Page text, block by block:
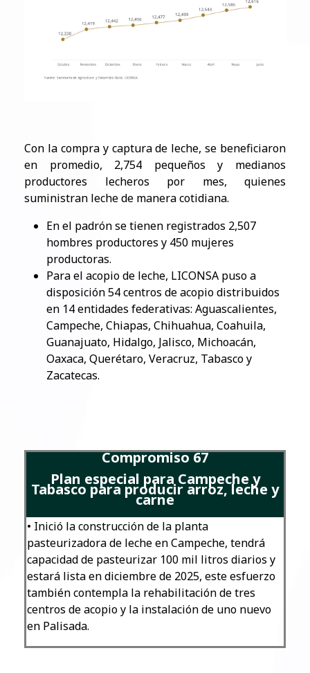
Con la compra y captura de leche, se beneficiaron
en promedio, 2,754 pequeños y medianos
productores lecheros por mes, quienes
suministran leche de manera cotidiana.
​En el padrón se tienen registrados 2,507
hombres productores y 450 mujeres
productoras.
Para el acopio de leche, LICONSA puso a
disposición 54 centros de acopio distribuidos
en 14 entidades federativas: Aguascalientes,
Campeche, Chiapas, Chihuahua, Coahuila,
Guanajuato, Hidalgo, Jalisco, Michoacán,
Oaxaca, Querétaro, Veracruz, Tabasco y
Zacatecas.
Compromiso 67
Plan especial para Campeche y
Tabasco para producir arroz, leche y
carne
• Inició la construcción de la planta
pasteurizadora de leche en Campeche, tendrá
capacidad de pasteurizar 100 mil litros diarios y
estará lista en diciembre de 2025, este esfuerzo
también contempla la rehabilitación de tres
centros de acopio y la instalación de uno nuevo
en Palisada.